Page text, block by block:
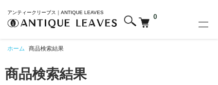
アンティークリーブス｜ANTIQUE LEAVES
0
ホーム 商品検索結果
商品検索結果